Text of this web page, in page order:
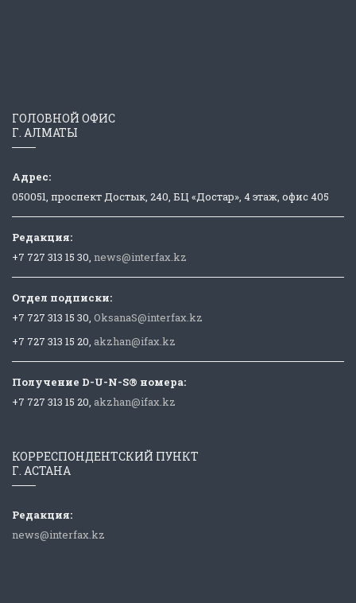
ГОЛОВНОЙ ОФИС
Г. АЛМАТЫ
Адрес:
050051, проспект Достык, 240, БЦ «Достар», 4 этаж, офис 405
Редакция:
+7 727 313 15 30, news@interfax.kz
Отдел подписки:
+7 727 313 15 30, OksanaS@interfax.kz
+7 727 313 15 20, akzhan@ifax.kz
Получение D-U-N-S® номера:
+7 727 313 15 20, akzhan@ifax.kz
КОРРЕСПОНДЕНТСКИЙ ПУНКТ
Г. АСТАНА
Редакция:
news@interfax.kz